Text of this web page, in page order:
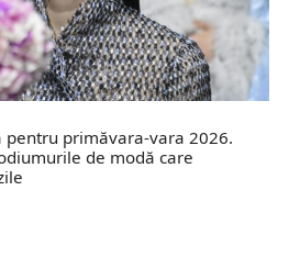
pentru primăvara-vara 2026.
de modă care